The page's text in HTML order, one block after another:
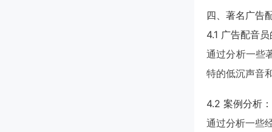
四、著名广告
4.1 广告配音
通过分析一些
特的低沉声音
4.2 案例分析
通过分析一些